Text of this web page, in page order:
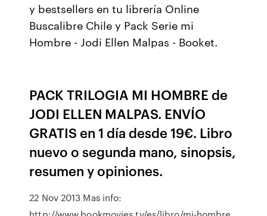
y bestsellers en tu librería Online
Buscalibre Chile y Pack Serie mi
Hombre - Jodi Ellen Malpas - Booket.
PACK TRILOGIA MI HOMBRE de
JODI ELLEN MALPAS. ENVÍO
GRATIS en 1 día desde 19€. Libro
nuevo o segunda mano, sinopsis,
resumen y opiniones.
22 Nov 2013 Mas info: